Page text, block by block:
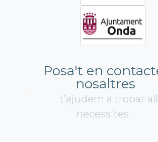
Posa't en
nosaltres
t’ajudem a trobar
necessites